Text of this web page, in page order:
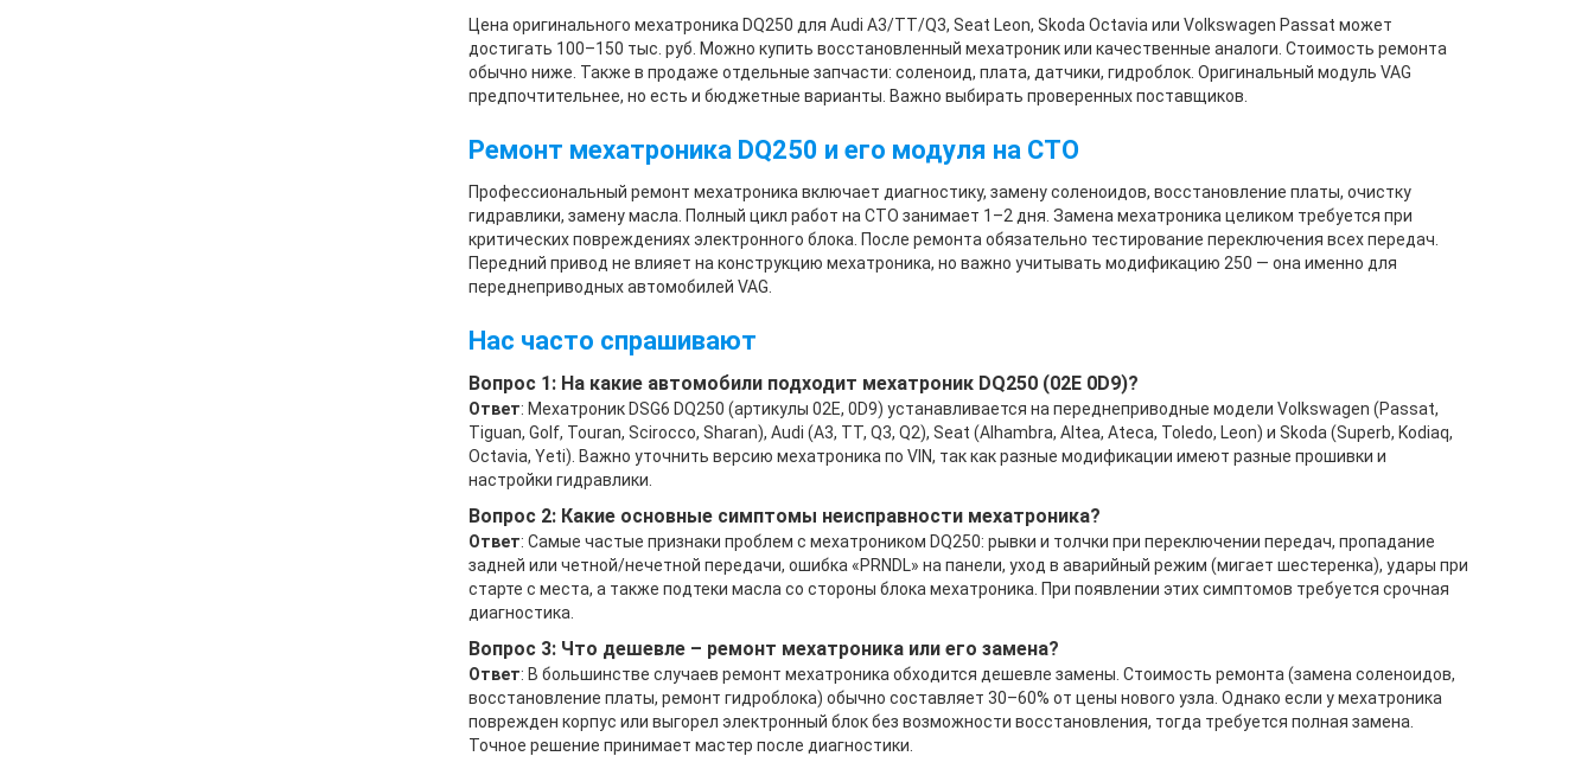
Цена оригинального мехатроника DQ250 для Audi A3/TT/Q3, Seat Leon, Skoda Octavia или Volkswagen Passat может
достигать 100–150 тыс. руб. Можно купить восстановленный мехатроник или качественные аналоги. Стоимость ремонта
обычно ниже. Также в продаже отдельные запчасти: соленоид, плата, датчики, гидроблок. Оригинальный модуль VAG
предпочтительнее, но есть и бюджетные варианты. Важно выбирать проверенных поставщиков.
Ремонт мехатроника DQ250 и его модуля на СТО
Профессиональный ремонт мехатроника включает диагностику, замену соленоидов, восстановление платы, очистку
гидравлики, замену масла. Полный цикл работ на СТО занимает 1–2 дня. Замена мехатроника целиком требуется при
критических повреждениях электронного блока. После ремонта обязательно тестирование переключения всех передач.
Передний привод не влияет на конструкцию мехатроника, но важно учитывать модификацию 250 — она именно для
переднеприводных автомобилей VAG.
Нас часто спрашивают
Вопрос 1: На какие автомобили подходит мехатроник DQ250 (02E 0D9)?
Ответ: Мехатроник DSG6 DQ250 (артикулы 02E, 0D9) устанавливается на переднеприводные модели Volkswagen (Passat,
Tiguan, Golf, Touran, Scirocco, Sharan), Audi (A3, TT, Q3, Q2), Seat (Alhambra, Altea, Ateca, Toledo, Leon) и Skoda (Superb, Kodiaq,
Octavia, Yeti). Важно уточнить версию мехатроника по VIN, так как разные модификации имеют разные прошивки и
настройки гидравлики.
Вопрос 2: Какие основные симптомы неисправности мехатроника?
Ответ: Самые частые признаки проблем с мехатроником DQ250: рывки и толчки при переключении передач, пропадание
задней или четной/нечетной передачи, ошибка «PRNDL» на панели, уход в аварийный режим (мигает шестеренка), удары при
старте с места, а также подтеки масла со стороны блока мехатроника. При появлении этих симптомов требуется срочная
диагностика.
Вопрос 3: Что дешевле – ремонт мехатроника или его замена?
Ответ: В большинстве случаев ремонт мехатроника обходится дешевле замены. Стоимость ремонта (замена соленоидов,
восстановление платы, ремонт гидроблока) обычно составляет 30–60% от цены нового узла. Однако если у мехатроника
поврежден корпус или выгорел электронный блок без возможности восстановления, тогда требуется полная замена.
Точное решение принимает мастер после диагностики.